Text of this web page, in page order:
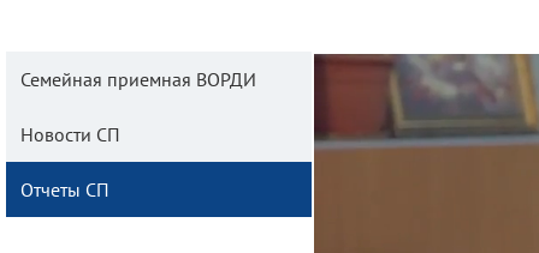
Семейная приемная ВОРДИ
Новости СП
Отчеты СП